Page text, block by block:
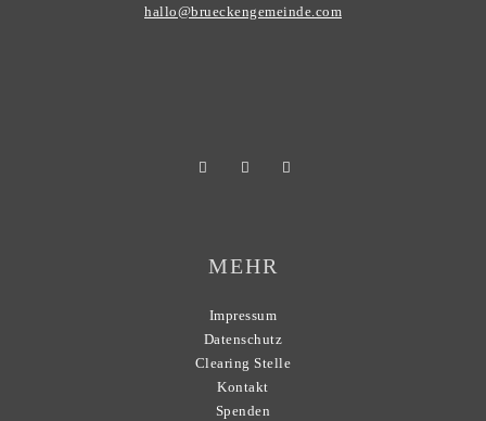
hallo@brueckengemeinde.com
MEHR
Impressum
Datenschutz
Clearing Stelle
Kontakt
Spenden